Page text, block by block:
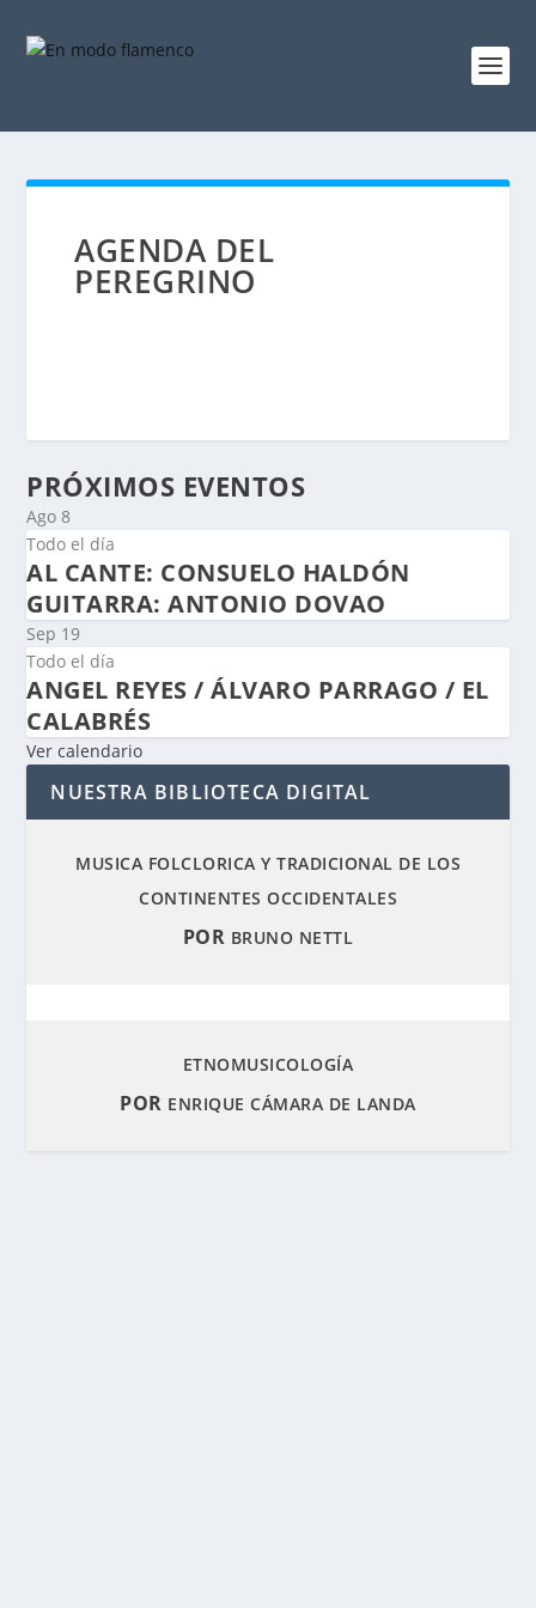
AGENDA DEL
PEREGRINO
PRÓXIMOS EVENTOS
Ago8
Todo el día
AL CANTE: CONSUELO HALDÓN
GUITARRA: ANTONIO DOVAO
Sep 19
Todo el día
ANGEL REYES / ÁLVARO PARRAGO / EL
CALABRÉS
Ver calendario
NUESTRA BIBLIOTECA DIGITAL
MUSICA FOLCLORICA Y TRADICIONAL DE LOS
CONTINENTES OCCIDENTALES
POR BRUNO NETTL
ETNOMUSICOLOGÍA
POR ENRIQUE CÁMARA DE LANDA